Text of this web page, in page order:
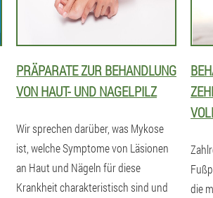
PRÄPARATE ZUR BEHANDLUNG
VON HAUT- UND NAGELPILZ
Wir sprechen darüber, was Mykose
ist, welche Symptome von Läsionen
an Haut und Nägeln für diese
Krankheit charakteristisch sind und
die